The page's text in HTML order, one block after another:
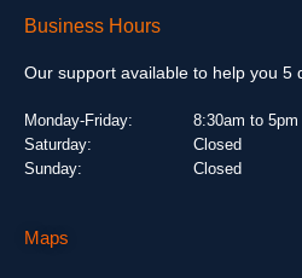
Business Hours
Our support available to help you 5
Monday-Friday:
Saturday:
Sunday:
8:30am to 5pm
Closed
Closed
Maps